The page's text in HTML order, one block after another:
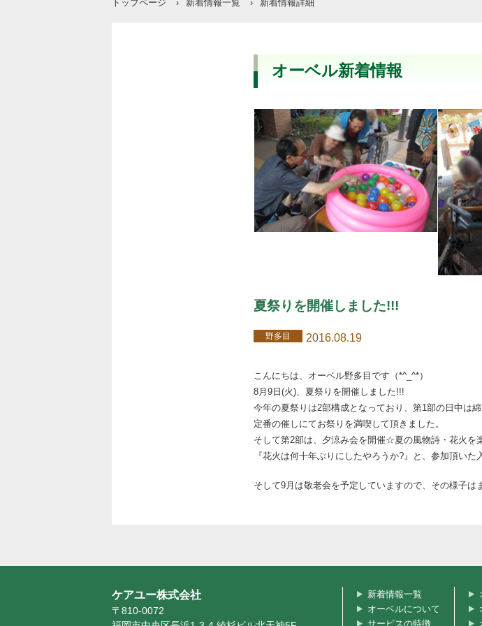
トップページ › 新着情報一覧 › 新着情報詳細
オーベル新着情報
夏祭りを開催しました!!!
野多目 2016.08.19
こんにちは、オーベル野多目です（*^_^*）
8月9日(火)、夏祭りを開催しました!!!
今年の夏祭りは2部構成となっており、第1部の日中は
定番の催しにてお祭りを満喫して頂きました。
そして第2部は、夕涼み会を開催☆夏の風物詩・花火を
『花火は何十年ぶりにしたやろうか?』と、参加頂い
そして9月は敬老会を予定していますので、その様子
ケアユー株式会社
〒810-0072
新着情報一覧
オーベルについて
サービスの特徴